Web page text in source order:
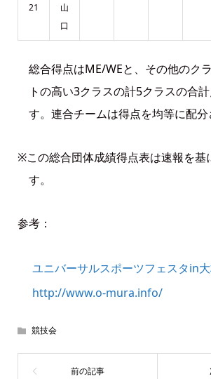
21
山
口
総合得点はME/WEと、その他のク
トの高い3クラスの計5クラスの合
す。連合チームは得点を均等に配分
※この総合団体成績得点表は速報を基
す。
参考：
ユニバーサルスポーツフェスタin
http://www.o-mura.info/
競技会